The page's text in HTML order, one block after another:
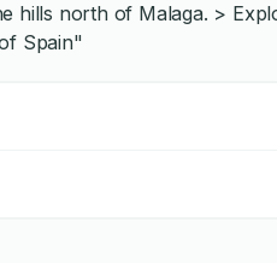
hills north of Malaga. >
Spain"